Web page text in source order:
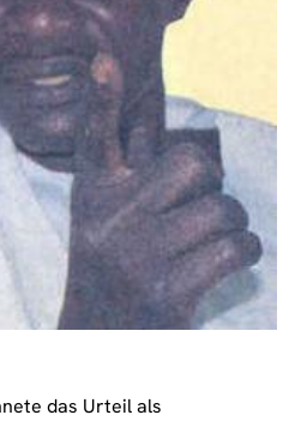
das Urteil als